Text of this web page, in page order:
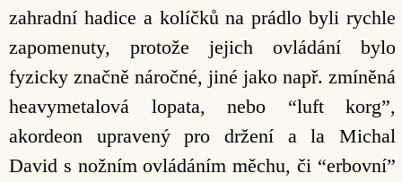
zahradní hadice a kolíčků na prádlo byli rychle
zapomenuty, protože jejich ovládání bylo
fyzicky značně náročné, jiné jako např. zmíněná
heavymetalová lopata, nebo “luft korg”,
akordeon upravený pro držení a la Michal
David s nožním ovládáním měchu, či “erbovní”